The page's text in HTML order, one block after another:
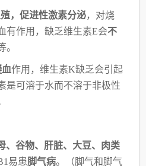
，促进性激素分泌，对烧
有作用，缺乏维生素E会不
。
血作用，维生素K缺乏会引起
是可溶于水而不溶于非极性
、谷物、肝脏、大豆、肉类
易患脚气病。
（脚气和脚气